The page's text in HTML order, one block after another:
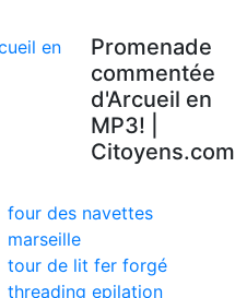
Promenade
commentée
d'Arcueil en
MP3! |
Citoyens.com
four des navettes
marseille
tour de lit fer forgé
threading epilation